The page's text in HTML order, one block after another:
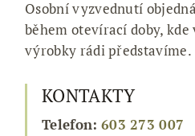
Osobní vyzvednutí
během otevírací doby, kde
výrobky rádi představíme.
KONTAKTY
Telefon: 603 273 007